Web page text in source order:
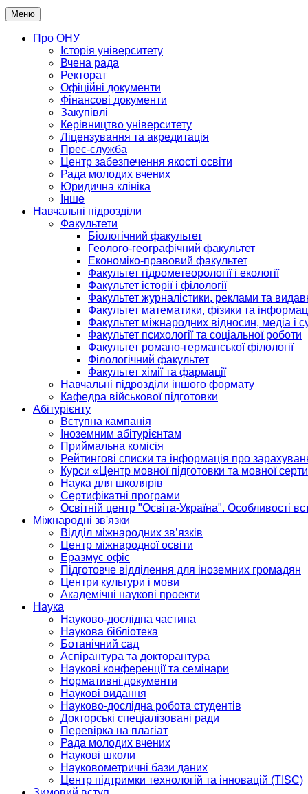
Меню
Про ОНУ
Історія університету
Вчена рада
Ректорат
Офіційні документи
Фінансові документи
Закупівлі
Керівництво університету
Ліцензування та акредитація
Прес-служба
Центр забезпечення якості освіти
Рада молодих вчених
Юридична клініка
Інше
Навчальні підрозділи
Факультети
Біологічний факультет
Геолого-географічний факультет
Економіко-правовий факультет
Факультет гідрометеорології і екології
Факультет історії і філології
Факультет журналістики, реклами та
Факультет математики, фізики та
Факультет міжнародних відносин, медіа і
Факультет психології та соціальної роботи
Факультет романо-германської філології
Філологічний факультет
Факультет хімії та фармації
Навчальні підрозділи іншого формату
Кафедра військової підготовки
Абітурієнту
Вступна кампанія
Іноземним абітурієнтам
Приймальна комісія
Рейтингові списки та інформація про
Курси «Центр мовної підготовки та мовної
Наука для школярів
Сертифікатні програми
Освітній центр "Освіта-Україна". Особливості
Міжнародні зв'язки
Відділ міжнародних зв’язків
Центр міжнародної освіти
Еразмус офіс
Підготовче відділення для іноземних громадян
Центри культури і мови
Академічні наукові проекти
Наука
Науково-дослідна частина
Наукова бібліотека
Ботанічний сад
Аспірантура та докторантура
Наукові конференції та семінари
Нормативні документи
Наукові видання
Науково-дослідна робота студентів
Докторські спеціалізовані ради
Перевірка на плагіат
Рада молодих вчених
Наукові школи
Науковометричні бази даних
Центр підтримки технологій та інновацій (TISC)